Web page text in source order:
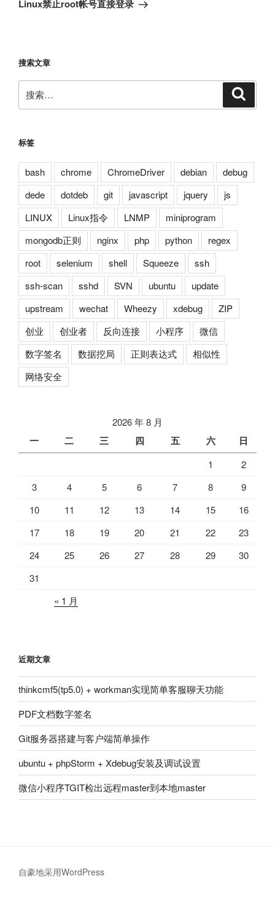
Linux禁止root帐号直接登录
搜索文章
索：
标签
bash chrome ChromeDriver debian
debug
dede
dotdeb git javascript jquery
js
LINUX
Linux指令 LNMP
miniprogram
mongodb正则
nginx php python
regex
root
selenium shell Squeeze
ssh
ssh-scan
sshd SVN ubuntu
update
upstream
wechat Wheezy xdebug
ZIP
创业
创业者 反向连接 小程序
微信
数字签名
数据挖局 正则表达式
相似性
网络安全
2026 年 8 月
一 二 三 四 五 六 日
1
2
3
4 5 6 7 8
9
10
11 12 13 14 15
16
17
18 19 20 21 22
23
24
25 26 27 28 29
30
31
« 1 月
近期文章
thinkcmf5(tp5.0) + workman实现简单客服聊天功能
PDF文档数字签名
Git服务器搭建与客户端简单操作
ubuntu + phpStorm + Xdebug安装及调试设置
微信小程序TGIT检出远程master到本地master
自豪地采用WordPress